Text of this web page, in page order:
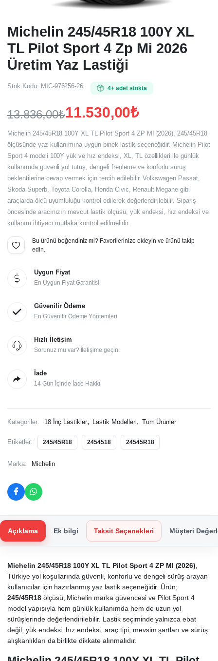
Michelin 245/45R18 100Y XL
TL Pilot Sport 4 Zp Mi 2026
Üretim Yaz Lastiği
Stok Kodu: MIC-976256-26 4+ adet stokta
13.836,00₺
Orijinal
fiyat:
13.836,00₺.
11.530,00₺
Şu
andaki
fiyat:
11.530,00₺.
Michelin 245/45R18 100Y XL TL Pilot Sport 4 ZP MI (2026), 245/45R18
ölçüsünde yaz kullanımına uygun binek lastik seçeneğidir. Michelin Pilot
Sport 4 modeli 100Y yük ve hız endeksi, XL, TL özellikleri ile günlük
kullanımda güvenli yol tutuş, dengeli frenleme ve konforlu sürüş
beklentilerine cevap vermek için tercih edilebilir. Volkswagen Passat,
Skoda Superb, Toyota Corolla, Honda Civic, Renault Megane gibi
araçlarda ölçü uyumluluğu kontrol edilerek değerlendirilebilir. Sipariş
öncesinde aracınızın mevcut lastik ölçüsü, yük endeksi, hız endeksi ve
kullanım ihtiyacı mutlaka kontrol edilmelidir.
Bu ürünü beğendiniz mi? Favorilerinize ekleyin ve ürünü takip
edin.
Uygun Fiyat
En Uygun Fiyat Garantisi
Güvenilir Ödeme
En Güvenilir Ödeme Yöntemleri
Hızlı İletişim
Sorunuz mu var? İletişime geçin.
İade
14 Gün İçinde İade Hakkı
Kategoriler: 18 İnç Lastikler, Lastik Modelleri, Tüm Ürünler
Etiketler: 245/45R18 2454518 24545R18
Marka: Michelin
Açıklama Ek bilgi Taksit Seçenekleri Müşteri
Michelin 245/45R18 100Y XL TL Pilot Sport 4 ZP MI (2026)
Türkiye yol koşullarında güvenli, konforlu ve dengeli sürüş arayan
kullanıcılar için hazırlanmış yaz lastik seçeneğidir. Ürün;
245/45R18ölçüsü, Michelin marka güvencesi ve Pilot Sport 4
model yapısıyla hem günlük kullanımda hem de uzun yol
sürüşlerinde değerlendirilebilir. Lastik seçiminde yalnızca ebat
değil; yük endeksi, hız endeksi, araç tipi, mevsim şartları ve sürüş
alışkanlıkları da birlikte dikkate alınmalıdır.